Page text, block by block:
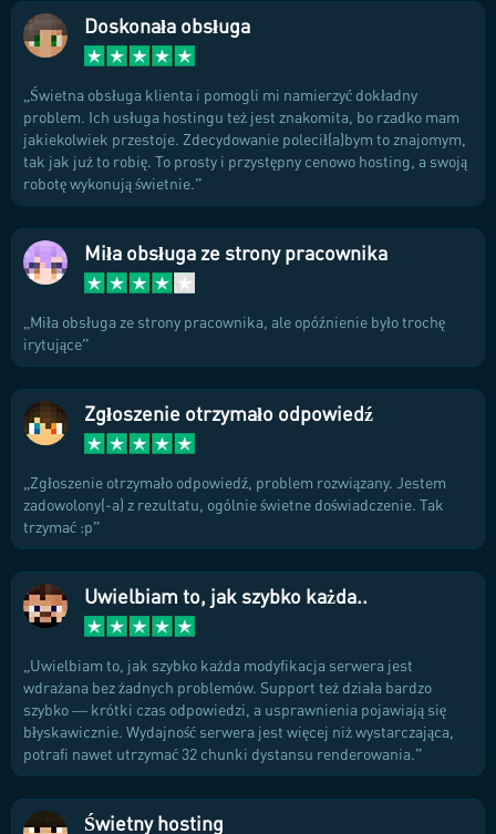
Doskonała obsługa
Świetna obsługa klienta i pomogli mi namierzyć dokładny
problem. Ich usługa hostingu też jest znakomita, bo rzadko mam
jakiekolwiek przestoje. Zdecydowanie polecił(a)bym to znajomym,
tak jak już to robię. To prosty i przystępny cenowo hosting, a swoją
robotę wykonują świetnie.
Miła obsługa ze strony pracownika
Miła obsługa ze strony pracownika, ale opóźnienie było trochę
irytujące
Zgłoszenie otrzymało odpowiedź
Zgłoszenie otrzymało odpowiedź, problem rozwiązany. Jestem
zadowolony(-a) z rezultatu, ogólnie świetne doświadczenie. Tak
trzymać :p
Uwielbiam to, jak szybko każda..
Uwielbiam to, jak szybko każda modyfikacja serwera jest
wdrażana bez żadnych problemów. Support też działa bardzo
szybko — krótki czas odpowiedzi, a usprawnienia pojawiają się
błyskawicznie. Wydajność serwera jest więcej niż wystarczająca,
potrafi nawet utrzymać 32 chunki dystansu renderowania.
Świetny hosting